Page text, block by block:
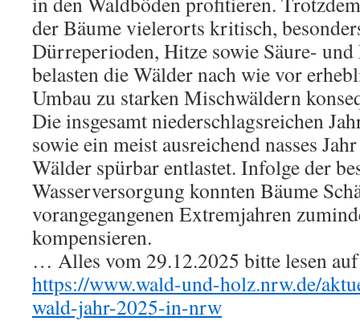
der Bäume vielerorts kritisch,
Dürreperioden, Hitze sowie Säure-
belasten die Wälder nach wie vor
Umbau zu starken Mischwäldern
Die insgesamt niederschlagsreichen
sowie ein meist ausreichend nasses
Wälder spürbar entlastet. Infolge der
Wasserversorgung konnten Bäume
vorangegangenen Extremjahren
kompensieren.
… Alles vom 29.12.2025 bitte lesen auf
https://www.wald-und-holz.nrw.de/
wald-jahr-2025-in-nrw